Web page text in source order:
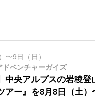
9日（日）
ベンチャーガイズ
中央アルプスの岩稜
アー』を8月8日（土